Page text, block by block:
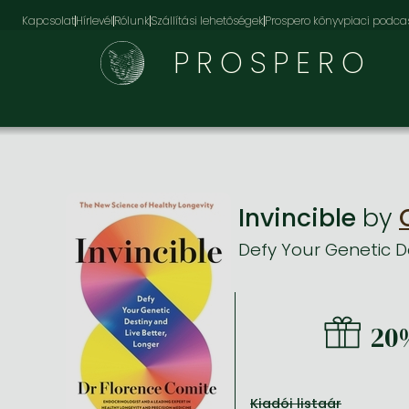
KapcsolatHírlevélRólunkSzállítási lehetőségekProspero könyvpiaci
PROSPERO
Invincible by
Defy Your Genetic
Kiadói listaár